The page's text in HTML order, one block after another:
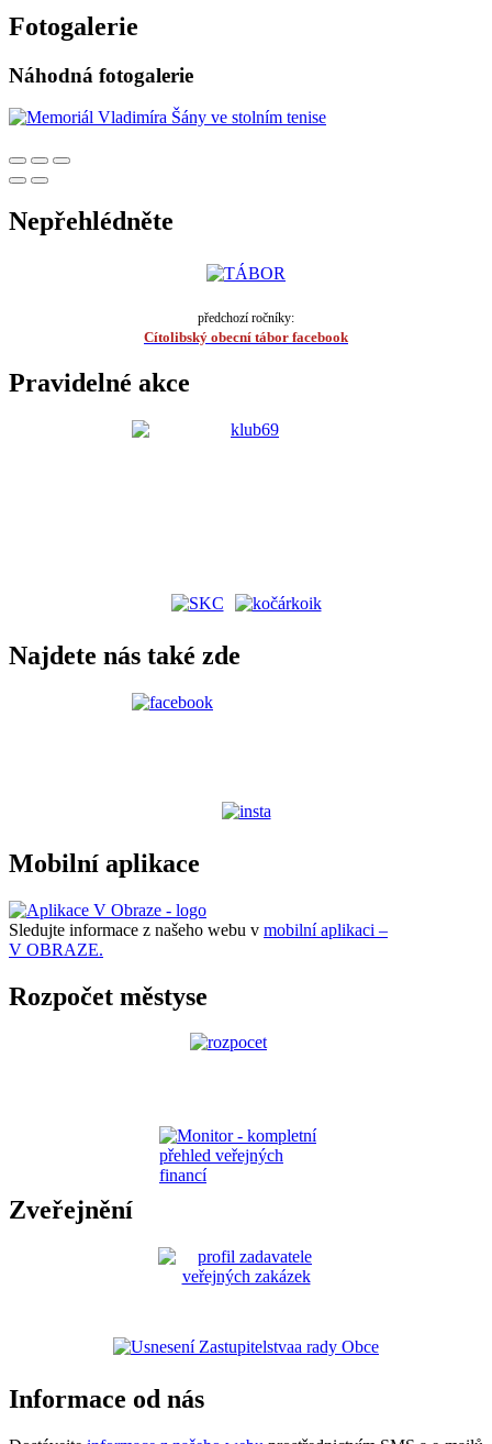
Fotogalerie
Náhodná fotogalerie
Nepřehlédněte
předchozí ročníky:
Cítolibský obecní tábor facebook
Pravidelné akce
Najdete nás také zde
Mobilní aplikace
Sledujte informace z našeho webu v mobilní aplikaci –
V OBRAZE.
Rozpočet městyse
Zveřejnění
Informace od nás